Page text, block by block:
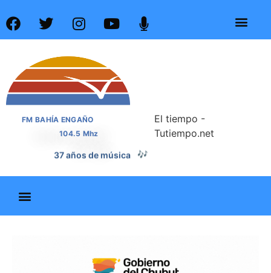
FM BAHÍA ENGAÑO
104.5 Mhz
37 años de música 🎶
El tiempo -
Tutiempo.net